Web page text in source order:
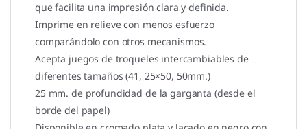
que facilita una impresión clara y definida.
Imprime en relieve con menos esfuerzo
comparándolo con otros mecanismos.
Acepta juegos de troqueles intercambiables de
diferentes tamaños (41, 25×50, 50mm.)
25 mm. de profundidad de la garganta (desde el
borde del papel)